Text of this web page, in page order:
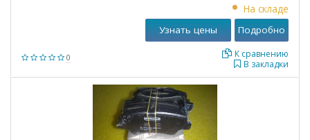
0
На складе
В закладки
К сравнению
Узнать цены Подробно